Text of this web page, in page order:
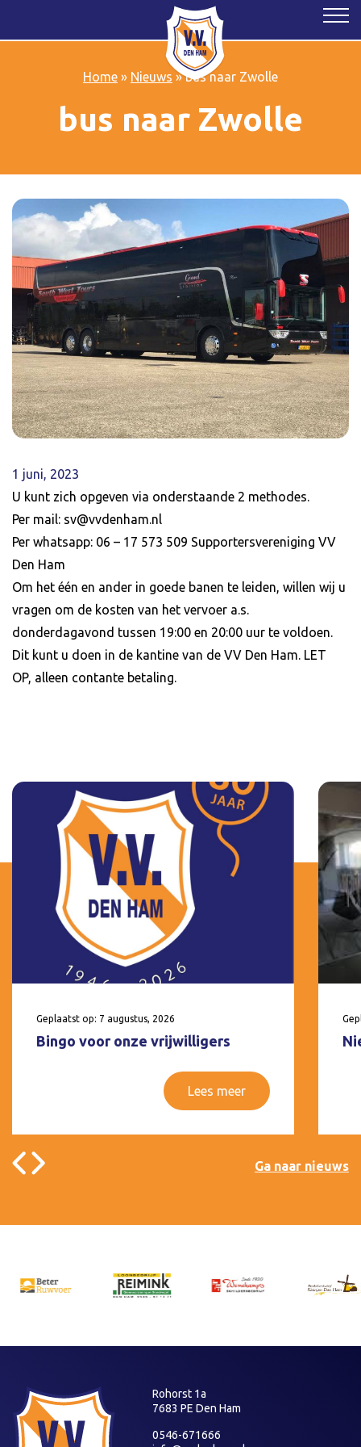
Home» Nieuws »bus naar Zwolle
bus naar Zwolle
1 juni, 2023
U kunt zich opgeven via onderstaande 2 methodes.
Per mail: sv@vvdenham.nl
Per whatsapp: 06 – 17 573 509 Supportersvereniging VV
Den Ham
Om het één en ander in goede banen te leiden, willen wij u
vragen om de kosten van het vervoer a.s.
donderdagavond tussen 19:00 en 20:00 uur te voldoen.
Dit kunt u doen in de kantine van de VV Den Ham. LET
OP, alleen contante betaling.
Geplaatst op: 7 augustus, 2026
Bingo voor onze vrijwilligers
Lees meer
Ga naar nieuws
Rohorst 1a
7683 PE Den Ham
0546-671666